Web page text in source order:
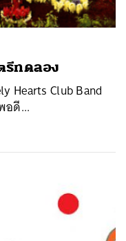
รีทดลอง
Hearts Club Band
อดี...